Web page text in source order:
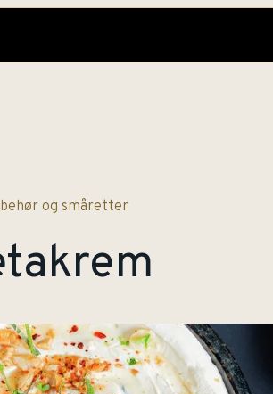
og småretter